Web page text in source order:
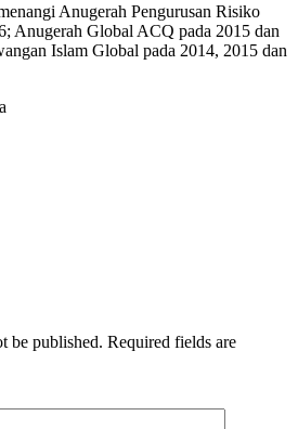
Anugerah Pengurusan Risiko
Anugerah Global ACQ pada 2015 dan
Islam Global pada 2014, 2015 dan
be published. Required fields are